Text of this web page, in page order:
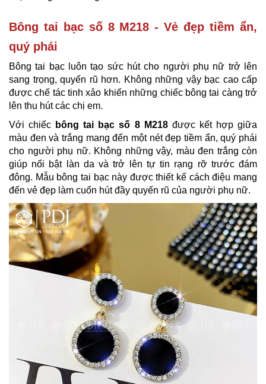
Bông tai bạc số 8 M218 - Vẻ đẹp tiềm ẩn,
quý phái
Bông tai bạc luôn tạo sức hút cho người phụ nữ trở lên
sang trọng, quyến rũ hơn. Không những vậy bạc cao cấp
được chế tác tinh xảo khiến những chiếc bông tai càng trở
lên thu hút các chị em.
Với chiếc bông tai bạc số 8 M218được kết hợp giữa
màu đen và trắng mang đến một nét đẹp tiềm ẩn, quý phái
cho người phụ nữ. Không những vậy, màu đen trắng còn
giúp nổi bật làn da và trở lên tự tin rạng rỡ trước đám
đông. Mẫu bông tai bạc này được thiết kế cách điệu mang
đến vẻ đẹp làm cuốn hút đầy quyến rũ của người phụ nữ.